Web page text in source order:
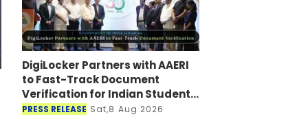
DigiLocker Partners with AAERI
to Fast-Track Document
Verification for Indian Students
Heading to Australia
PRESS RELEASE Sat,8 Aug 2026